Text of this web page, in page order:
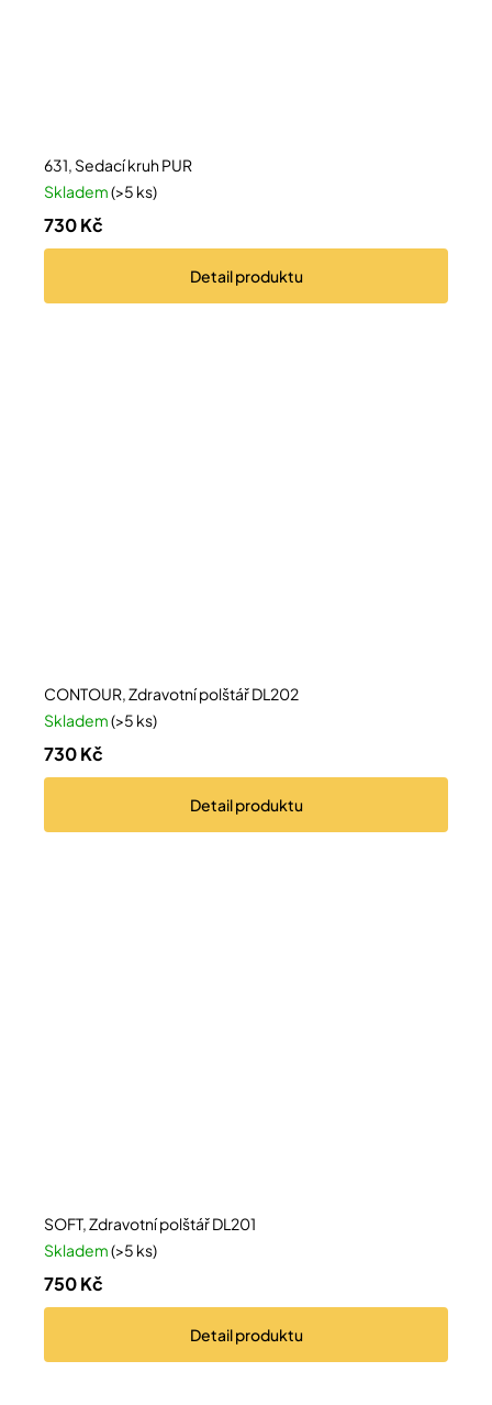
631, Sedací kruh PUR
Skladem(>5 ks)
730 Kč
Detailproduktu
CONTOUR, Zdravotní polštář DL202
Skladem(>5 ks)
730 Kč
Detailproduktu
SOFT, Zdravotní polštář DL201
Skladem(>5 ks)
750 Kč
Detailproduktu